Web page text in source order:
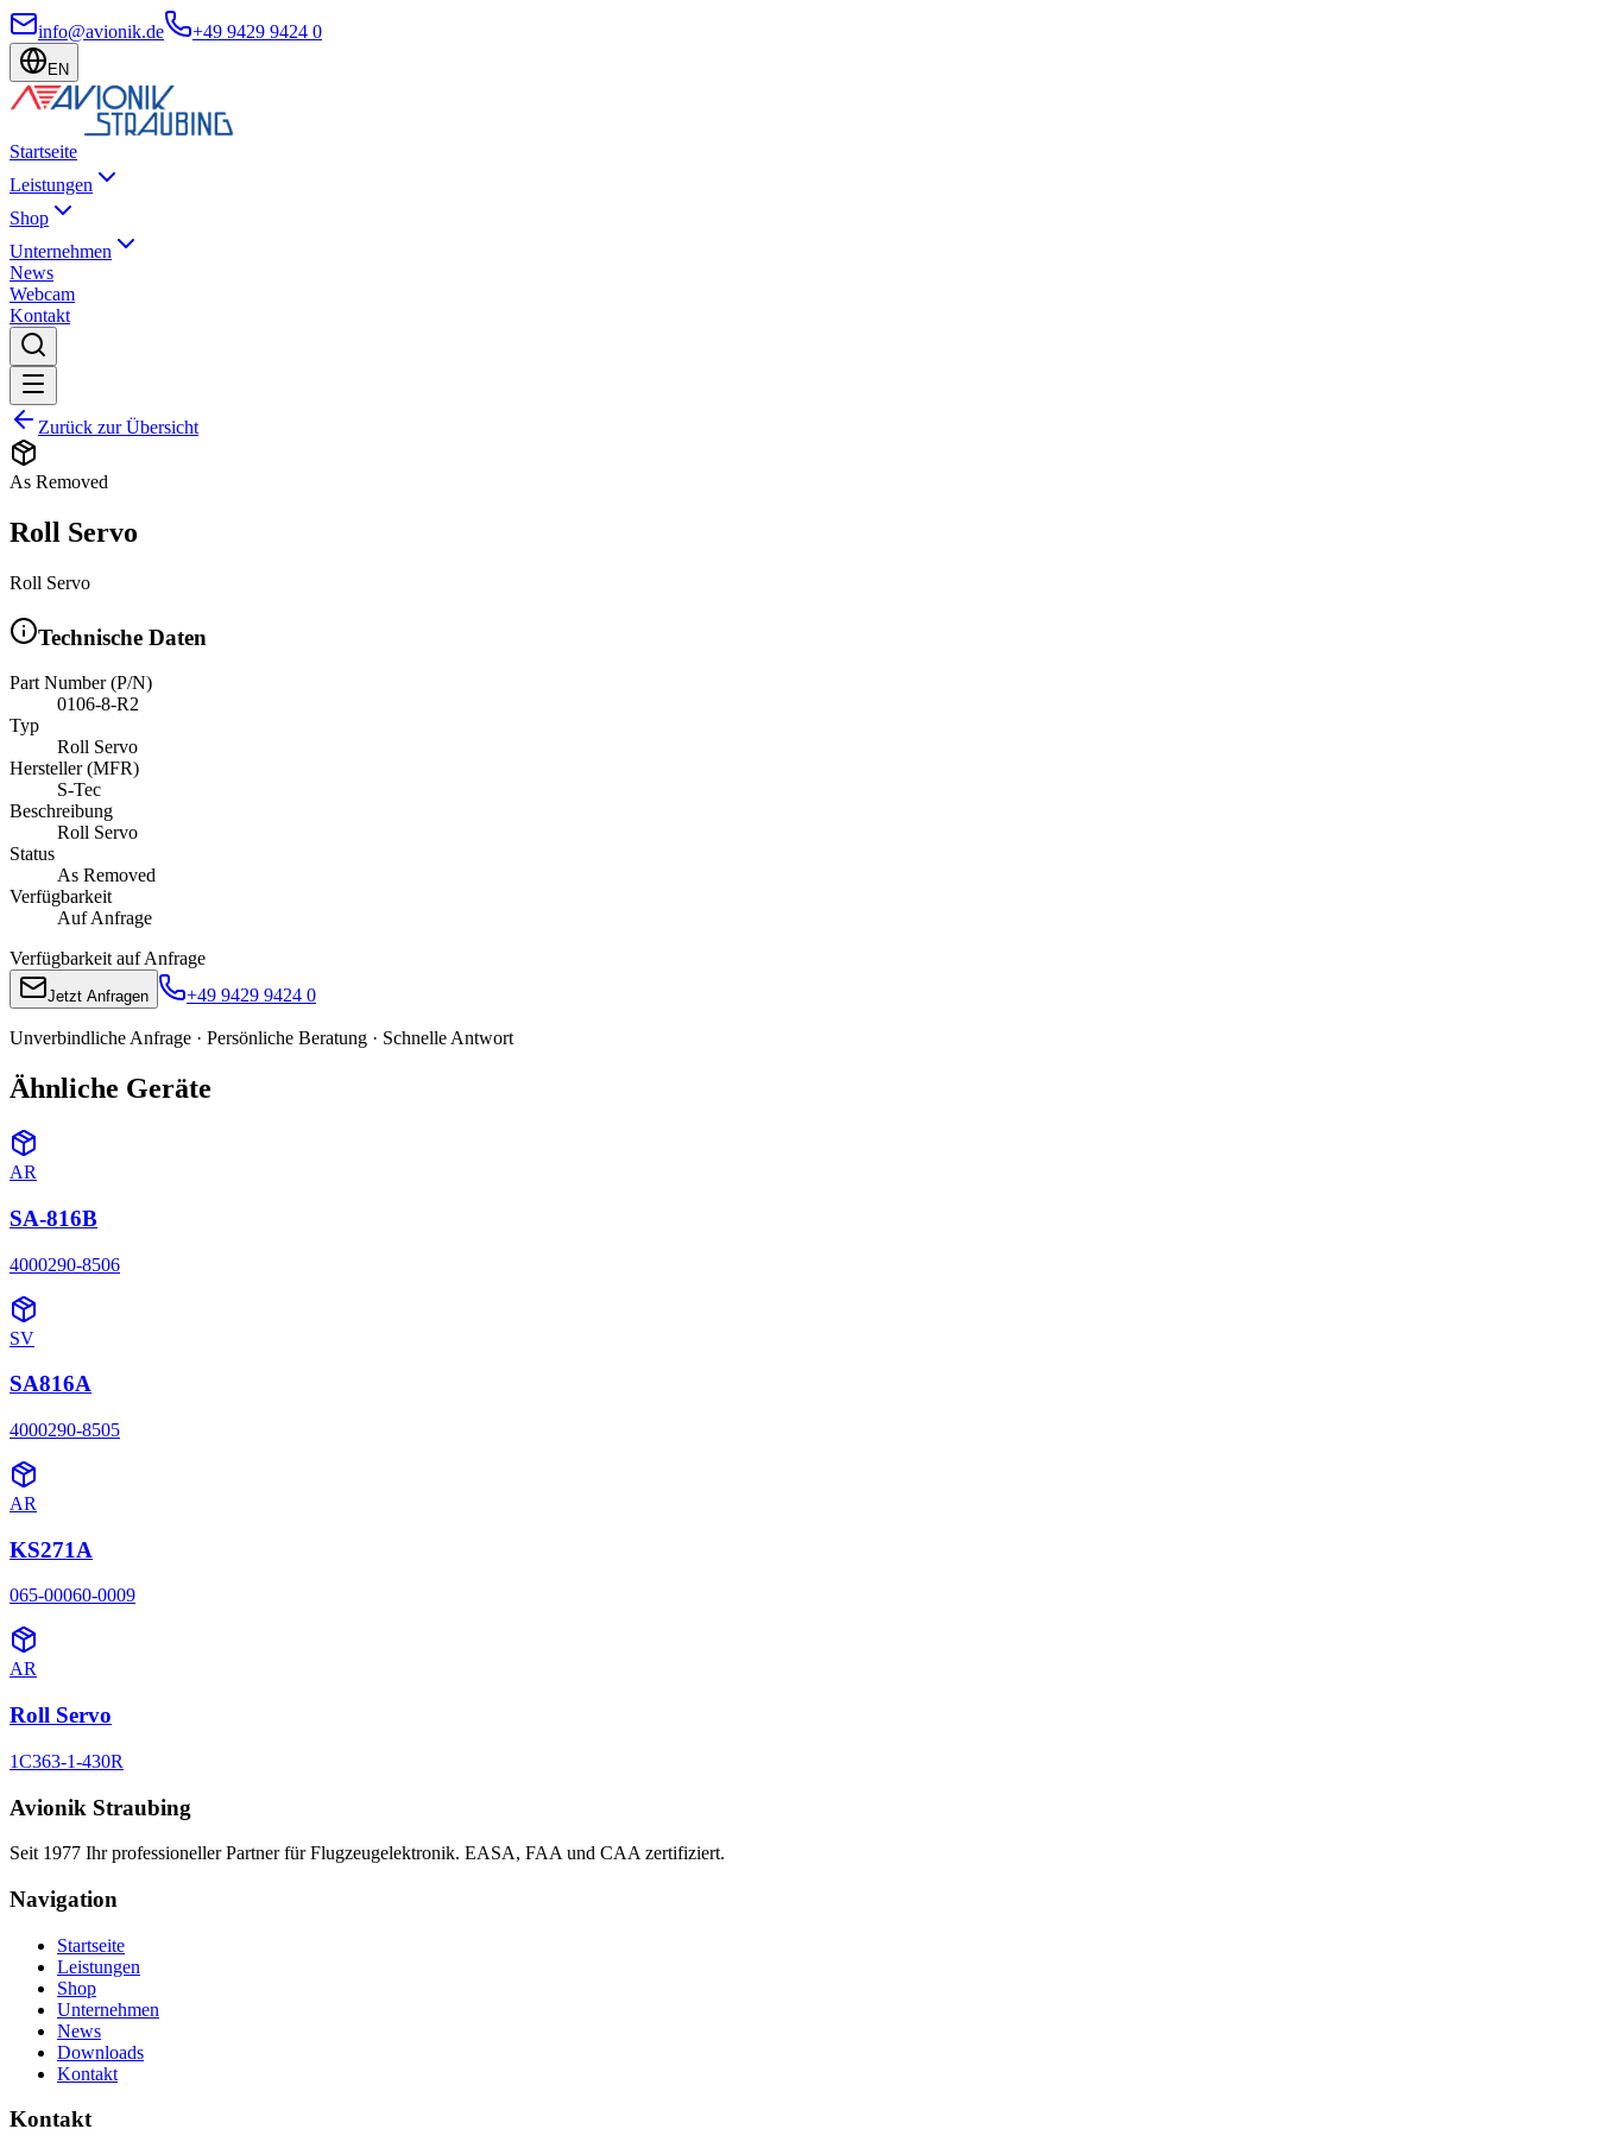
info@avionik.de +49 9429 9424 0
EN
Startseite
Leistungen
Shop
Unternehmen
News
Webcam
Kontakt
Zurück zur Übersicht
As Removed
Roll Servo
Roll Servo
Technische Daten
Part Number (P/N)
0106-8-R2
Typ
Roll Servo
Hersteller (MFR)
S-Tec
Beschreibung
Roll Servo
Status
As Removed
Verfügbarkeit
Auf Anfrage
Verfügbarkeit auf Anfrage
Jetzt Anfragen +49 9429 9424 0
Unverbindliche Anfrage · Persönliche Beratung · Schnelle Antwort
Ähnliche Geräte
AR
SA-816B
4000290-8506
SV
SA816A
4000290-8505
AR
KS271A
065-00060-0009
AR
Roll Servo
1C363-1-430R
Avionik Straubing
Seit 1977 Ihr professioneller Partner für Flugzeugelektronik. EASA, FAA und CAA zertifiziert.
Navigation
Startseite
Leistungen
Shop
Unternehmen
News
Downloads
Kontakt
Kontakt